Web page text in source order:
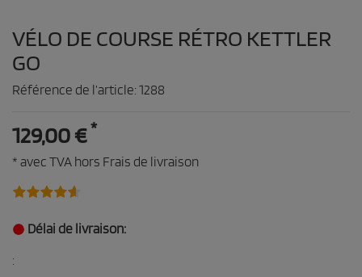
VÉLO DE COURSE RÉTRO KETTLER
GO
Référence de l’article: 1288
129,00 €*
* avec TVA hors Frais de livraison
Délai de livraison:
: